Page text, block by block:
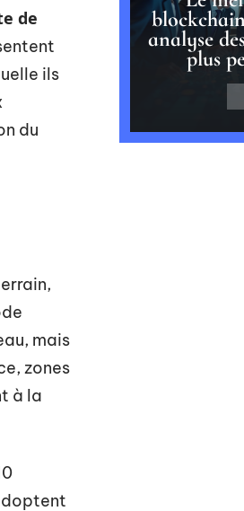
de
ils
du
mais
zones
à la
analyse
plus